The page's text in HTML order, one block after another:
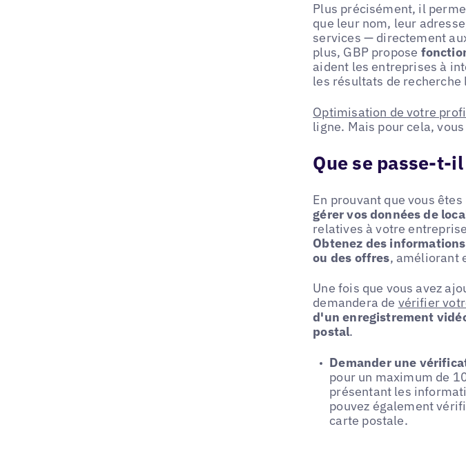
Plus précisément, il
que leur nom, leur
services — directement
plus, GBP propose
aident les entreprises à
les résultats de recherche
Optimisation de votre
ligne. Mais pour cela,
Que se passe-t-
En prouvant que vous
gérer vos données de
relatives à votre
Obtenez des
ou des offres, améliorant
Une fois que vous avez
demandera de vérifier
d'un enregistrement
postal.
Demander une
pour un maximum de
présentant les
pouvez également
carte postale.